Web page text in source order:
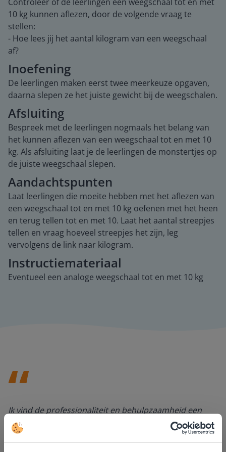
10 kg kunnen aflezen, door de volgende vraag te
stellen:
- Hoe lees jij het aantal kilogram van een weegschaal
af?
Inoefening
De leerlingen maken eerst twee meerkeuze opgaven,
daarna slepen ze het juiste gewicht bij de weegschalen.
Afsluiting
Bespreek met de leerlingen nogmaals het belang van
het kunnen aflezen van een weegschaal tot en met 10
kg. Als afsluiting laat je de leerlingen de monstertjes op
de juiste weegschaal slepen.
Aandachtspunten
Laat leerlingen die moeite hebben met het aflezen van
een weegschaal tot en met 10 kg oefenen met het heen
en terug tellen tot en met 10. Laat het aantal streepjes
tellen en vraag hoeveel streepjes het zijn, leg
vervolgens de link naar kilogram.
Instructiemateriaal
Eventueel een analoge weegschaal tot en met 10 kg
Ik vind de professionaliteit en behulpzaamheid een
groot pluspunt van Gynzy. Datzelfde geldt voor het
luisteren naar suggesties, het open karakter en de
informatievoorziening via de website. Ik kan niets ter